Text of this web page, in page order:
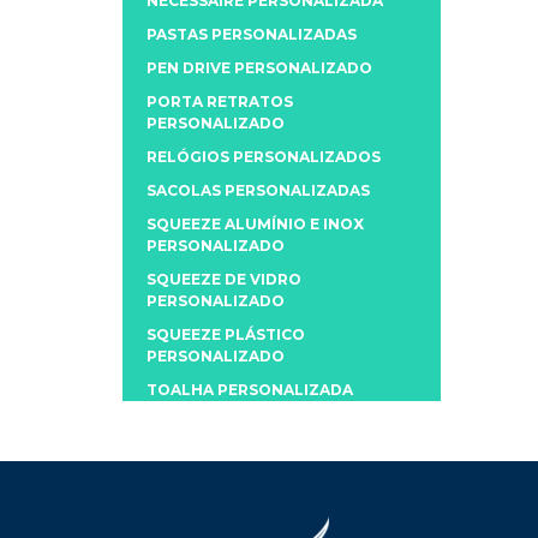
PASTAS PERSONALIZADAS
PEN DRIVE PERSONALIZADO
PORTA RETRATOS
PERSONALIZADO
RELÓGIOS PERSONALIZADOS
SACOLAS PERSONALIZADAS
SQUEEZE ALUMÍNIO E INOX
PERSONALIZADO
SQUEEZE DE VIDRO
PERSONALIZADO
SQUEEZE PLÁSTICO
PERSONALIZADO
TOALHA PERSONALIZADA